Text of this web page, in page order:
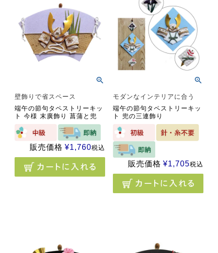
壁飾りで省スペース
端午の節句タペストリーキッ
ト 今様 末廣飾り 菖蒲と兜
販売価格 ¥1,760税込
モダンなインテリアに合う
端午の節句タペストリーキッ
ト 兜の三連飾り
販売価格 ¥1,705税込